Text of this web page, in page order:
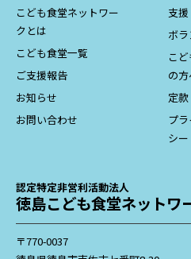
こども食堂ネットワー
クとは
こども食堂一覧
ご支援報告
お知らせ
お問い合わせ
支
ボ
こ
の方
定
プ
シー
認定特定非営利活動法人
徳島こども食堂ネットワ
〒770-0037